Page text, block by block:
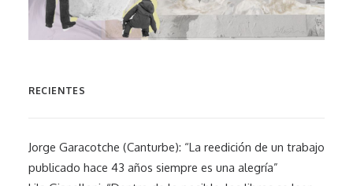
RECIENTES
Jorge Garacotche (Canturbe): “La reedición de un trabajo
publicado hace 43 años siempre es una alegría”